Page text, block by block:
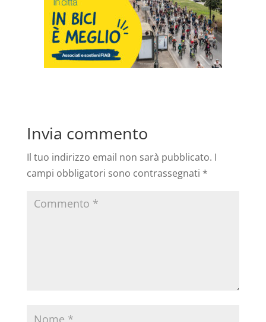
Invia commento
Il tuo indirizzo email non sarà pubblicato. I
campi obbligatori sono contrassegnati *